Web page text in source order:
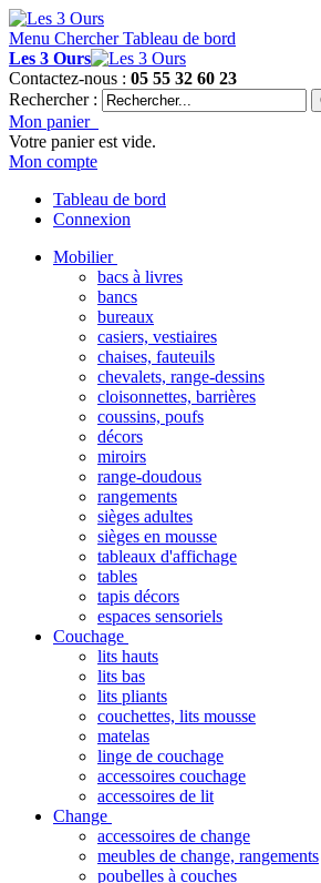
Menu Chercher Tableau de bord
Les 3 Ours
Contactez-nous : 05 55 32 60 23
Rechercher :
Mon panier
Votre panier est vide.
Mon compte
Tableau de bord
Connexion
Mobilier
bacs à livres
bancs
bureaux
casiers, vestiaires
chaises, fauteuils
chevalets, range-dessins
cloisonnettes, barrières
coussins, poufs
décors
miroirs
range-doudous
rangements
sièges adultes
sièges en mousse
tableaux d'affichage
tables
tapis décors
espaces sensoriels
Couchage
lits hauts
lits bas
lits pliants
couchettes, lits mousse
matelas
linge de couchage
accessoires couchage
accessoires de lit
Change
accessoires de change
meubles de change, rangements
poubelles à couches